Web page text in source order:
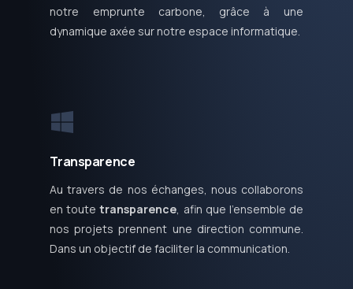
notre emprunte carbone, grâce à une
dynamique axée sur notre espace informatique.
Transparence
Au travers de nos échanges, nous collaborons
en toutetransparence, afin que l’ensemble de
nos projets prennent une direction commune.
Dans un objectif de faciliter la communication.